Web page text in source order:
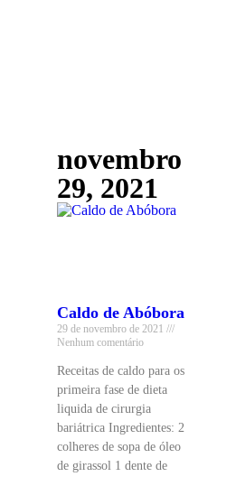
novembro
29, 2021
Caldo de Abóbora
29 de novembro de 2021
Nenhum comentário
Receitas de caldo para os
primeira fase de dieta
liquida de cirurgia
bariátrica Ingredientes: 2
colheres de sopa de óleo
de girassol 1 dente de